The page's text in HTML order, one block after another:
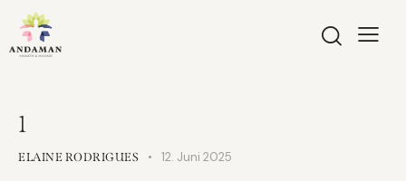
1
ELAINE RODRIGUES 12. Juni 2025